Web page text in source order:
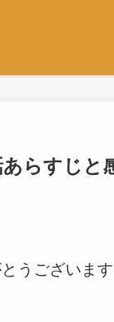
あらすじ
うございます